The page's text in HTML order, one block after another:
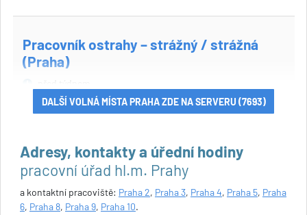
Pracovník ostrahy – strážný / strážná
(Praha)
Praha (Hlavní město Praha)
27500 - 32000 Kč
DALŠÍ VOLNÁ MÍSTA PRAHA ZDE NA SERVERU (7693)
Adresy, kontakty a úřední hodiny
pracovní úřad hl.m. Prahy
a kontaktní pracoviště: Praha 2, Praha 3, Praha 4, Praha 5, Praha
6, Praha 8, Praha 9, Praha 10.